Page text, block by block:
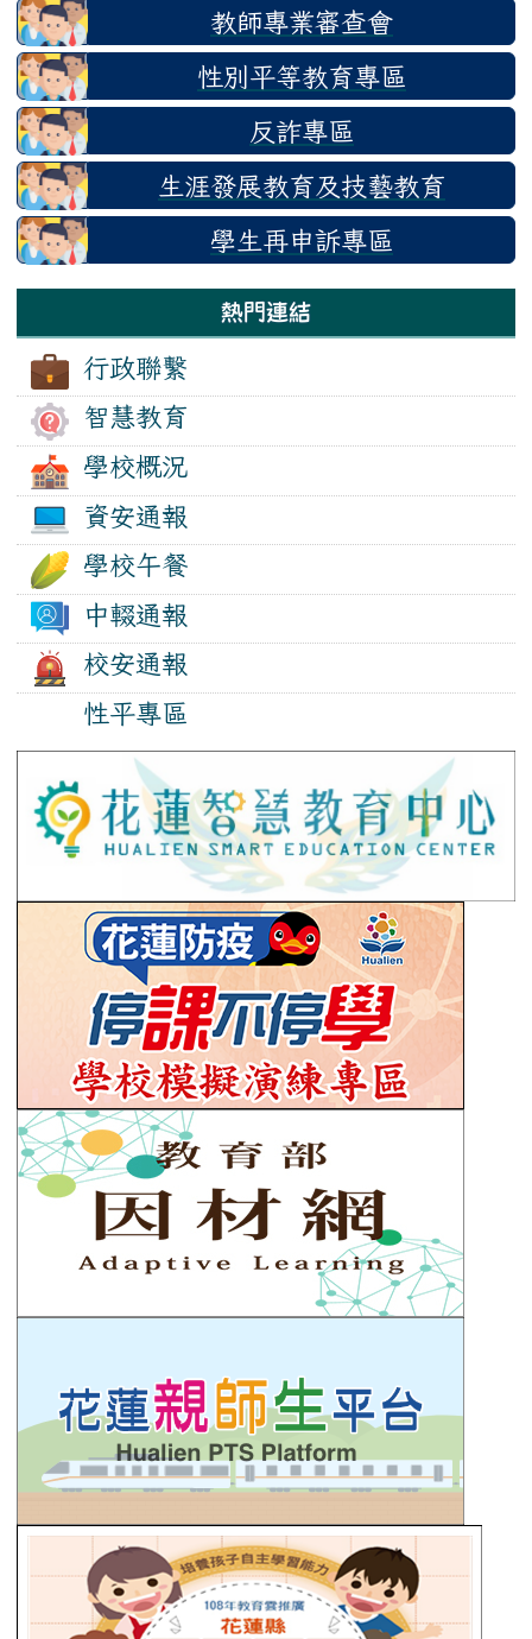
教師專業審查會
性別平等教育專區
反詐專區
生涯發展教育及技藝教育
學生再申訴專區
熱門連結
行政聯繫
智慧教育
學校概況
資安通報
學校午餐
中輟通報
校安通報
性平專區